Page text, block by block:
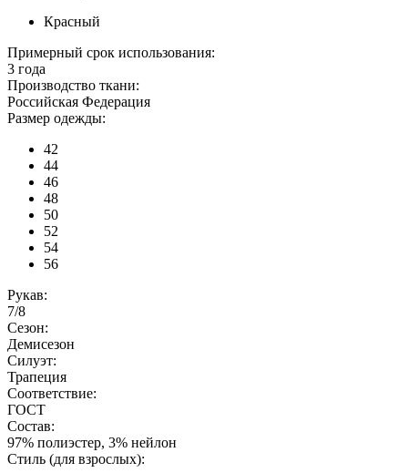
Красный
Примерный срок использования:
3 года
Производство ткани:
Российская Федерация
Размер одежды:
42
44
46
48
50
52
54
56
Рукав:
7/8
Сезон:
Демисезон
Силуэт:
Трапеция
Соответствие:
ГОСТ
Состав:
97% полиэстер, 3% нейлон
Стиль (для взрослых):